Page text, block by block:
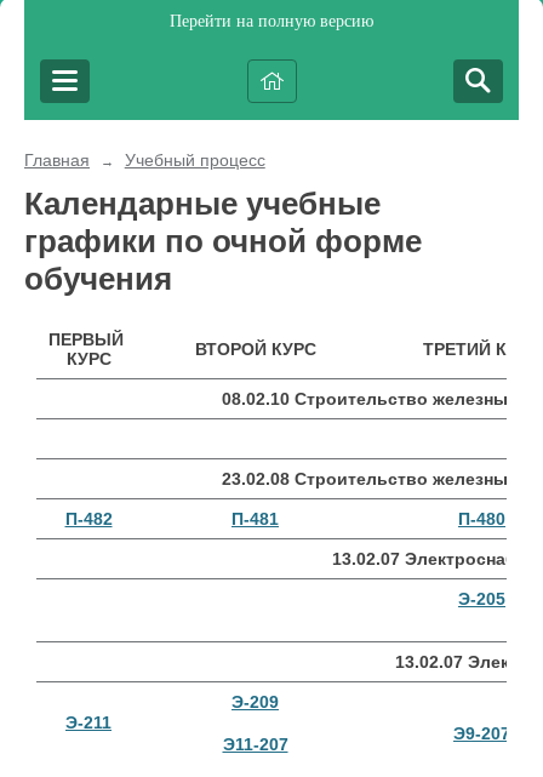
Перейти на полную версию
Главная → Учебный процесс
Календарные учебные
графики по очной форме
обучения
ПЕРВЫЙ
КУРС
ВТОРОЙ КУРС ТРЕТИЙ КУРС
08.02.10 Строительство железных
23.02.08 Строительство железных
П-482 П-481 П-480
13.02.07
Э-205
13.02.07
Э-211
Э-209
Э11-207
Э9-207